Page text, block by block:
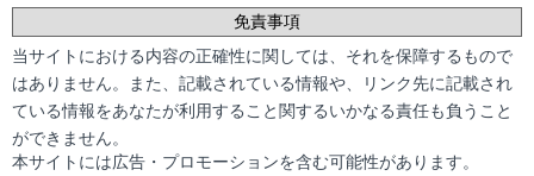
免責事項
当サイトにおける内容の正確性に関しては、それを保障するもので
はありません。また、記載されている情報や、リンク先に記載され
ている情報をあなたが利用すること関するいかなる責任も負うこと
ができません。
本サイトには広告・プロモーションを含む可能性があります。